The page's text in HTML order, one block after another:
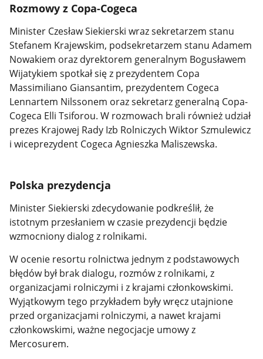
Rozmowy z Copa-Cogeca
Minister Czesław Siekierski wraz sekretarzem stanu
Stefanem Krajewskim, podsekretarzem stanu Adamem
Nowakiem oraz dyrektorem generalnym Bogusławem
Wijatykiem spotkał się z prezydentem Copa
Massimiliano Giansantim, prezydentem Cogeca
Lennartem Nilssonem oraz sekretarz generalną Copa-
Cogeca Elli Tsiforou. W rozmowach brali również udział
prezes Krajowej Rady Izb Rolniczych Wiktor Szmulewicz
i wiceprezydent Cogeca Agnieszka Maliszewska.
Polska prezydencja
Minister Siekierski zdecydowanie podkreślił, że
istotnym przesłaniem w czasie prezydencji będzie
wzmocniony dialog z rolnikami.
W ocenie resortu rolnictwa jednym z podstawowych
błędów był brak dialogu, rozmów z rolnikami, z
organizacjami rolniczymi i z krajami członkowskimi.
Wyjątkowym tego przykładem były wręcz utajnione
przed organizacjami rolniczymi, a nawet krajami
członkowskimi, ważne negocjacje umowy z
Mercosurem.